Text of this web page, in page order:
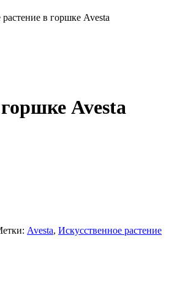
в горшке Avesta
Avesta
Avesta, Искусственное растение